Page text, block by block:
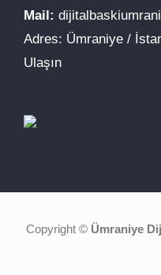
Mail:
Adres: Ümraniye /
Ulaşın
Copyright © Ümraniye